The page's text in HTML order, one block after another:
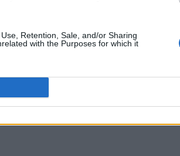
Retention, Sale, and/or Sharing
with the Purposes for which it